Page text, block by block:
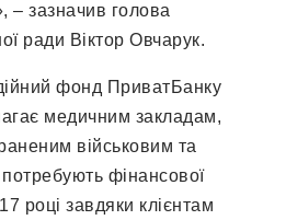
– зазначив голова
ради Віктор Овчарук.
фонд ПриватБанку
медичним закладам,
військовим та
фінансової
році завдяки клієнтам